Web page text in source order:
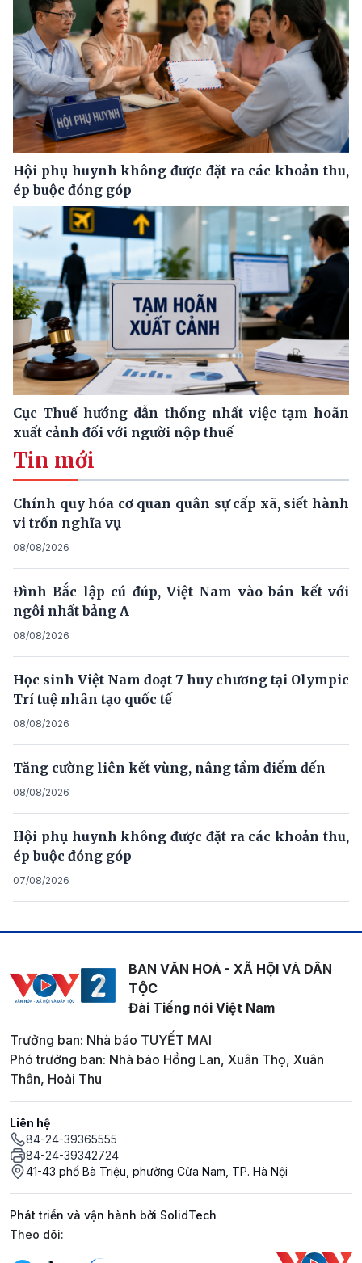
Hội phụ huynh không được đặt ra các khoản thu,
ép buộc đóng góp
Cục Thuế hướng dẫn thống nhất việc tạm hoãn
xuất cảnh đối với người nộp thuế
Tin mới
Chính quy hóa cơ quan quân sự cấp xã, siết hành
vi trốn nghĩa vụ
08/08/2026
Đình Bắc lập cú đúp, Việt Nam vào bán kết với
ngôi nhất bảng A
08/08/2026
Học sinh Việt Nam đoạt 7 huy chương tại Olympic
Trí tuệ nhân tạo quốc tế
08/08/2026
Tăng cường liên kết vùng, nâng tầm điểm đến
08/08/2026
Hội phụ huynh không được đặt ra các khoản thu,
ép buộc đóng góp
07/08/2026
BAN VĂN HOÁ - XÃ HỘI VÀ DÂN
TỘC
Đài Tiếng nói Việt Nam
Trưởng ban: Nhà báo TUYẾT MAI
Phó trưởng ban: Nhà báo Hồng Lan, Xuân Thọ, Xuân
Thân, Hoài Thu
Liên hệ
84-24-39365555
84-24-39342724
41-43 phố Bà Triệu, phường Cửa Nam, TP. Hà Nội
Phát triển và vận hành bởi SolidTech
Mạng xã hội
Theo dõi: